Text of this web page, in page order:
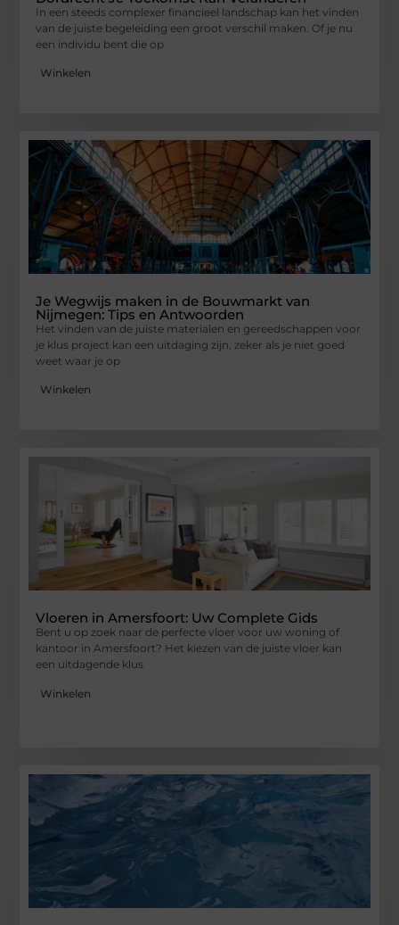
In een steeds complexer financieel landschap kan het vinden
van de juiste begeleiding een groot verschil maken. Of je nu
een individu bent die op
Winkelen
Je Wegwijs maken in de Bouwmarkt van
Nijmegen: Tips en Antwoorden
Het vinden van de juiste materialen en gereedschappen voor
je klus project kan een uitdaging zijn, zeker als je niet goed
weet waar je op
Winkelen
Vloeren in Amersfoort: Uw Complete Gids
Bent u op zoek naar de perfecte vloer voor uw woning of
kantoor in Amersfoort? Het kiezen van de juiste vloer kan
een uitdagende klus
Winkelen